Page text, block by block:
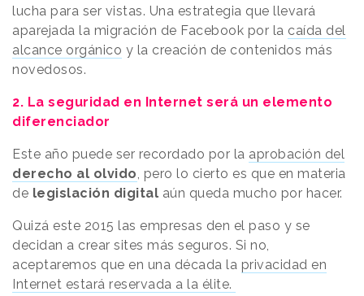
lucha para ser vistas. Una estrategia que llevará
aparejada la migración de Facebook por la caída del
alcance orgánico y la creación de contenidos más
novedosos.
2. La seguridad en Internet será un elemento
diferenciador
Este año puede ser recordado por la aprobación del
derecho al olvido , pero lo cierto es que en materia
de legislación digital aún queda mucho por hacer.
Quizá este 2015 las empresas den el paso y se
decidan a crear sites más seguros. Si no,
aceptaremos que en una década la privacidad en
Internet estará reservada a la élite.